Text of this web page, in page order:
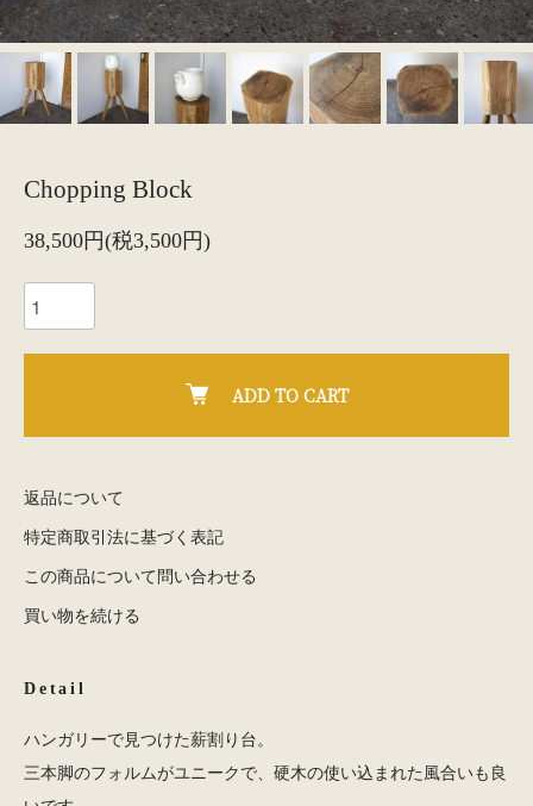
Chopping Block
38,500円(税3,500円)
ADD TO CART
返品について
特定商取引法に基づく表記
この商品について問い合わせる
買い物を続ける
Detail
ハンガリーで見つけた薪割り台。
三本脚のフォルムがユニークで、硬木の使い込まれた風合いも良